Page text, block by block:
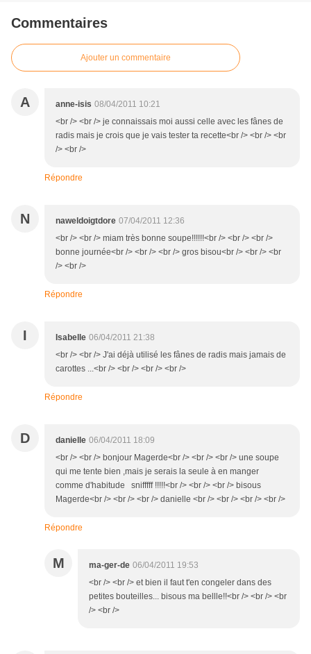
Commentaires
Ajouter un commentaire
A anne-isis 08/04/2011 10:21
<br /> <br /> je connaissais moi aussi celle avec les fânes de
radis mais je crois que je vais tester ta recette<br /> <br /> <br
/> <br />
Répondre
N naweldoigtdore 07/04/2011 12:36
<br /> <br /> miam très bonne soupe!!!!!!<br /> <br /> <br />
bonne journée<br /> <br /> <br /> gros bisou<br /> <br /> <br
/> <br />
Répondre
I Isabelle 06/04/2011 21:38
<br /> <br /> J'ai déjà utilisé les fânes de radis mais jamais de
carottes ...<br /> <br /> <br /> <br />
Répondre
D danielle 06/04/2011 18:09
<br /> <br /> bonjour Magerde<br /> <br /> <br /> une soupe
qui me tente bien ,mais je serais la seule à en manger
comme d'habitude snifffff !!!!!<br /> <br /> <br /> bisous
Magerde<br /> <br /> <br /> danielle <br /> <br /> <br /> <br />
Répondre
M ma-ger-de 06/04/2011 19:53
<br /> <br /> et bien il faut t'en congeler dans des
petites bouteilles... bisous ma bellle!!<br /> <br /> <br
/> <br />